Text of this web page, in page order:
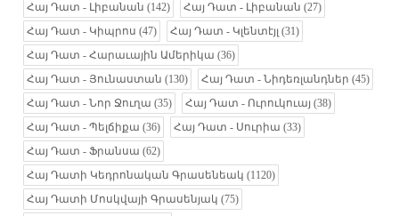
Հայ Դատ - Լիբանան (142) Հայ Դատ - Լիբանան (27)
Հայ Դատ - Կիպրոս (47) Հայ Դատ - Կլենտէյլ (31)
Հայ Դատ - Հարաւային Ամերիկա (36)
Հայ Դատ - Յունաստան (130) Հայ Դատ - Նիդեռլանդներ (45)
Հայ Դատ - Նոր Ջուղա (35) Հայ Դատ - Ուրուկուայ (38)
Հայ Դատ - Պելճիքա (36) Հայ Դատ - Սուրիա (33)
Հայ Դատ - Ֆրանսա (62)
Հայ Դատի Կեդրոնական Գրասենեակ (1120)
Հայ Դատի Մոսկվայի Գրասենյակ (75)